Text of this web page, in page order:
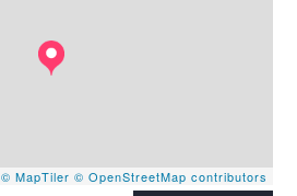
© MapTiler © OpenStreetMap contributors